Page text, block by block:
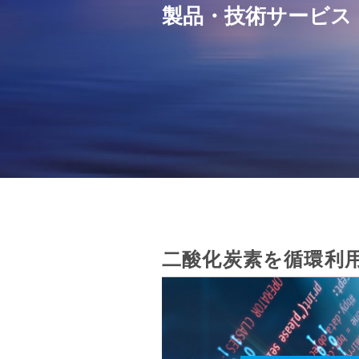
製品・技術サービス
二酸化炭素を循環利